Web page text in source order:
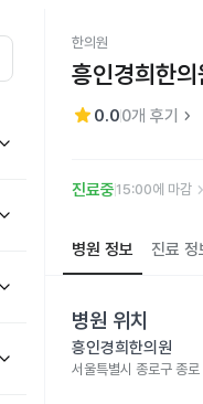
한의원
흥인경희한의
star 0.00개 후기 keyboard_arrow_right
진료중 15:00에 마감
병원 정보 진료 정
병원 위치
흥인경희한의원
서울특별시 종로구 종